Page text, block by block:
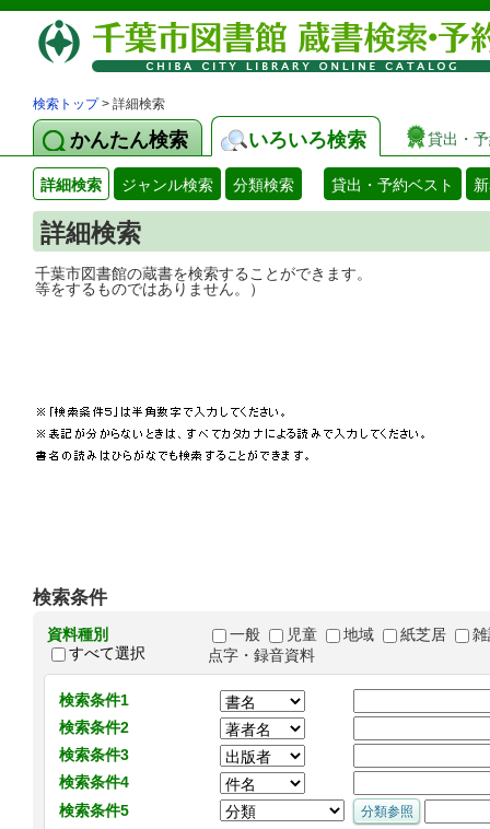
検索トップ> 詳細検索
かんたん検索 いろいろ検索 貸出・
詳細検索 ジャンル検索 分類検索 貸出・予約ベスト
詳細検索
千葉市図書館の蔵書を検索することがで
等をするものではありません。）
検索条件
資料種別
すべて選択
一般 児童 地域 紙芝居
点字・録音資料
検索条件1
検索条件2
検索条件3
検索条件4
検索条件5